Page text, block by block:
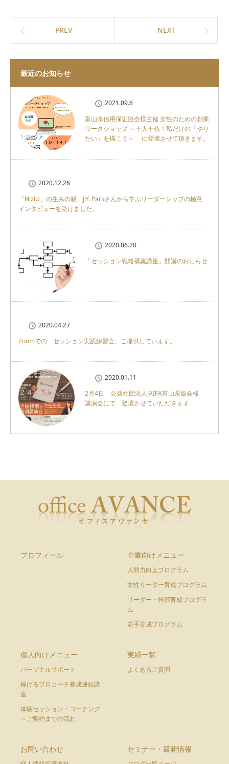
PREV NEXT
最近のお知らせ
2021.09.6
富山県信用保証協会様主催 女性のための創業
ワークショップ ～十人十色！私だけの「やり
たい」を描こう～ に登壇させて頂きます。
2020.12.28
「NiziU」の生みの親、J.Y. Parkさんから学ぶリーダーシップの極意
インタビューを受けました。
2020.06.20
「セッション戦略構築講座」開講のおしらせ
2020.04.27
Zoomでの セッション実践練習会、ご提供しています。
2020.01.11
2月4日 公益社団法人JAIFA富山県協会様
講演会にて 登壇させていただきます
プロフィール 企業向けメニュー
人間力向上プログラム
女性リーダー育成プログラム
リーダー・幹部育成プログラ
ム
若手育成プログラム
個人向けメニュー
パーソナルサポート
稼げるプロコーチ養成連続講
座
体験セッション・コーチング
～ご契約までの流れ
実績一覧
よくあるご質問
お問い合わせ セミナー・最新情報